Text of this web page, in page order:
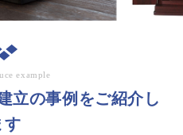
example
立の事例をご紹介し
す